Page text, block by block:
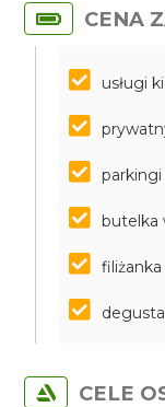
CENA
usługi
parkingi
butelka
CELE